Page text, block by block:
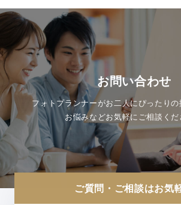
お問い合わせ
フォトプランナーがお二人にぴったりの
お悩みなどお気軽にご相談く
ご質問・ご相談はお気